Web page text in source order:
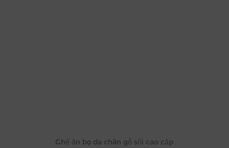
Ghế ăn bọc da chân gỗ sồi cao cấp